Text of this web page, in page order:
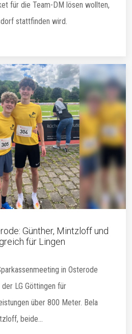
für die Team-DM lösen wollten,
stattfinden wird.
Günther, Mintzloff und
für Lingen
in Osterode
LG Göttingen für
über 800 Meter. Bela
beide...